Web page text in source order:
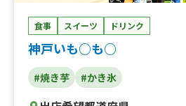
食事 スイーツ ドリンク
神戸いも○も○
#焼き芋 #かき氷